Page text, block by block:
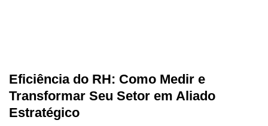
Eficiência do RH: Como Medir e
Transformar Seu Setor em Aliado
Estratégico